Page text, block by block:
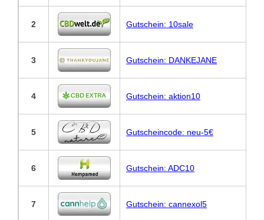
2 Gutschein: 10sale
3 Gutschein: DANKEJANE
4 Gutschein: aktion10
5 Gutscheincode: neu-5€
6 Gutschein: ADC10
7 Gutschein: cannexol5